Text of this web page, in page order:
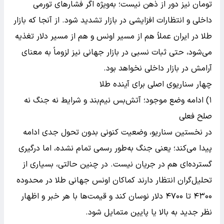
تومان نیز دور از ذهن نیست؛ به‌ویژه اگر فشارهای تورمی
داخلی و انتظارات افزایشی در بازار تشدید شود. از آنجا که بازار
طلا در ایران عملاً هم از مسیر اونس و هم از مسیر دلار تغذیه
می‌شود، حتی ثبات نسبی در بازار جهانی نیز لزوماً به معنای
آرامش در بازار داخلی نخواهد بود.
چهار سناریوی اصلی برای آینده طلا
۱) ادامه وضع موجود؛ آتش‌بس نیم‌بند و شرایط نه جنگ نه
صلح فعلی
در نخستین سناریو، وضعیت کنونی بدون تحول جدی ادامه
پیدا می‌کند؛ یعنی جنگ به‌طور رسمی تمام نشده، اما درگیری
گسترده‌ای هم در جریان نیست. در چنین حالتی، بسیاری از
تحلیل‌گران انتظار دارند کماکان اونس جهانی طلا در محدوده
۴۳۰۰ تا ۴۷۰۰ دلار نوسان کند و قیمت‌ها با هر خبر و اظهار
نظر جدید به بالا یا پایین متمایل شود.